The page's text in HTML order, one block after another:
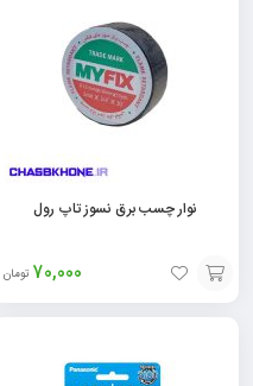
نوار چسب برق نسوز تاپ رول
70,000 تومان
افزودن